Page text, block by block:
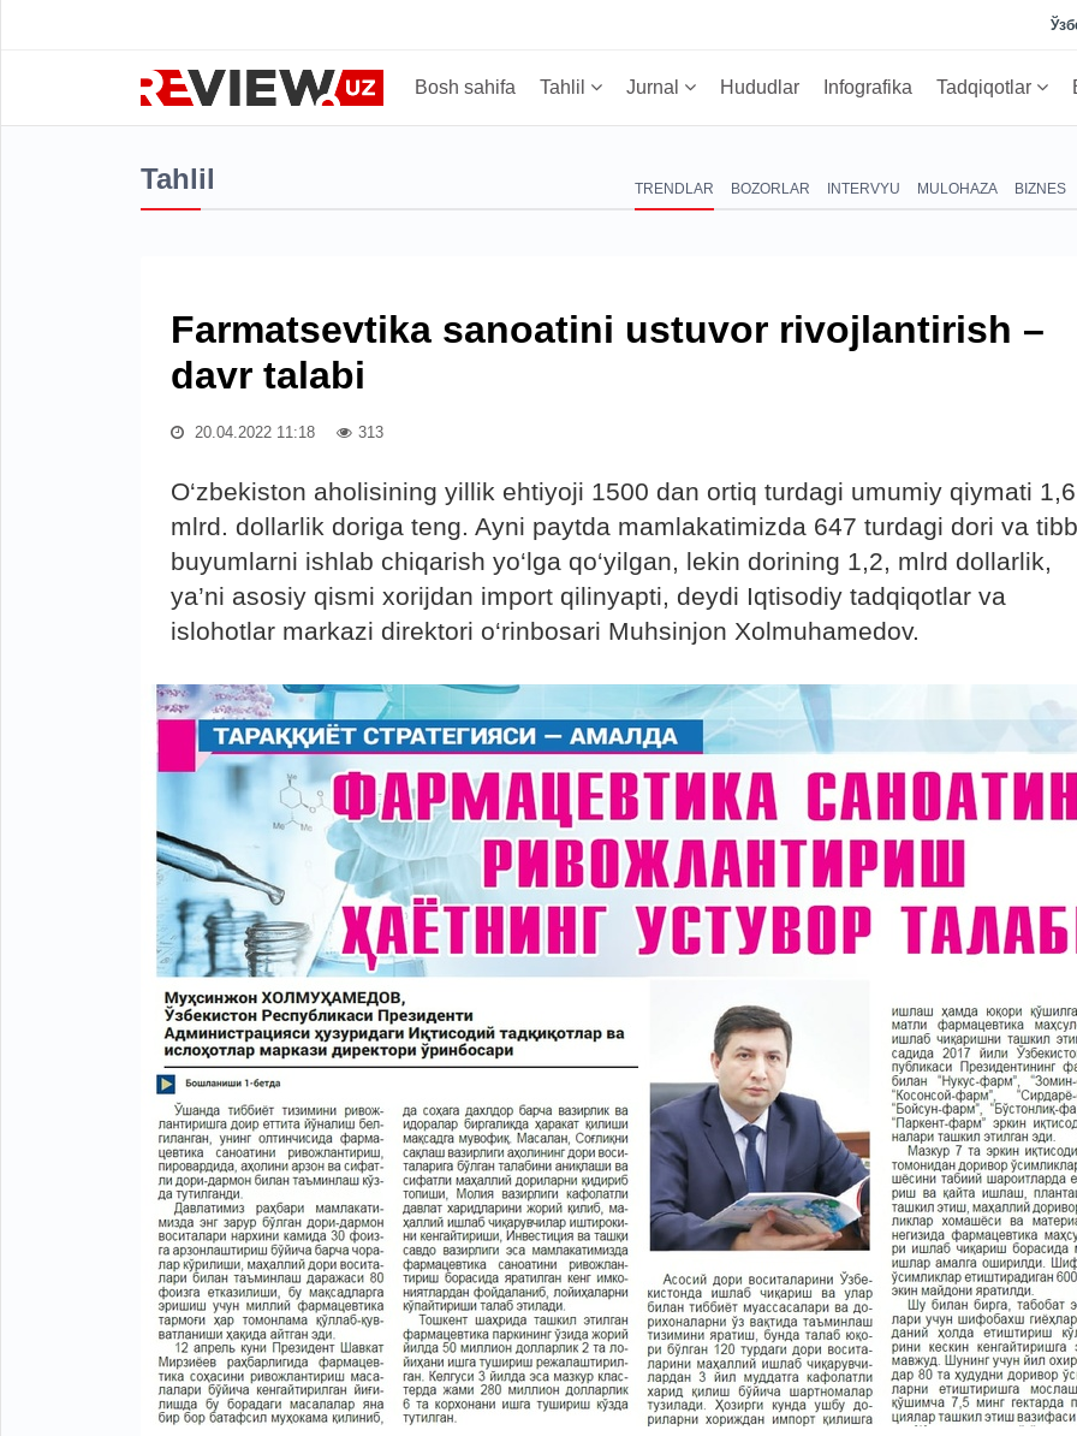
Bosh sahifa Tahlil Jurnal Hududlar Infografika Tadqiqotlar
Tahlil TRENDLAR BOZORLAR INTERVYU MULOHAZA BIZNES
Farmatsevtika sanoatini ustuvor rivojlantirish –
davr talabi
20.04.2022 11:18 313
O‘zbekiston aholisining yillik ehtiyoji 1500 dan ortiq turdagi umumiy qiymati 1,6
mlrd. dollarlik doriga teng. Ayni paytda mamlakatimizda 647 turdagi dori va
buyumlarni ishlab chiqarish yo‘lga qo‘yilgan, lekin dorining 1,2, mlrd dollarlik,
ya’ni asosiy qismi xorijdan import qilinyapti, deydi Iqtisodiy tadqiqotlar va
islohotlar markazi direktori o‘rinbosari Muhsinjon Xolmuhamedov.